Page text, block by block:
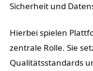
Sicherheit und
Hierbei spielen
zentrale Rolle. Sie
Qualitätsstandards